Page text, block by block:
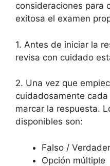
consideraciones para
exitosa el examen
1. Antes de iniciar la
revisa con cuidado
2. Una vez que
cuidadosamente
marcar la respuesta.
disponibles son:
Falso /
Opción múltiple